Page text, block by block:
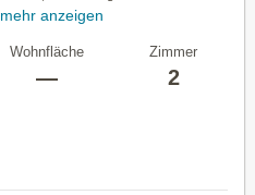
mehr anzeigen
Wohnfläche
—
Zimmer
2